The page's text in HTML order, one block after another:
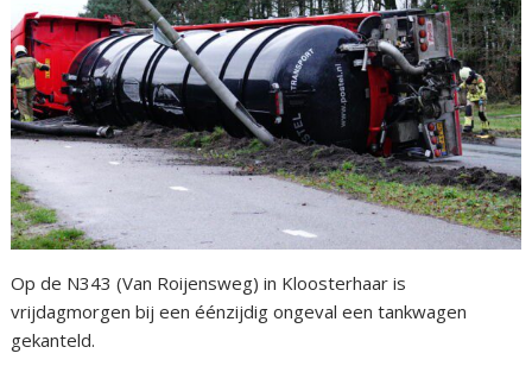
Op de N343 (Van Roijensweg) in Kloosterhaar is
vrijdagmorgen bij een éénzijdig ongeval een tankwagen
gekanteld.